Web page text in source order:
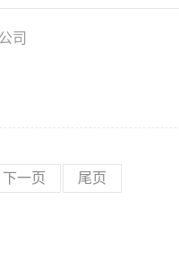
司
下一页 尾页